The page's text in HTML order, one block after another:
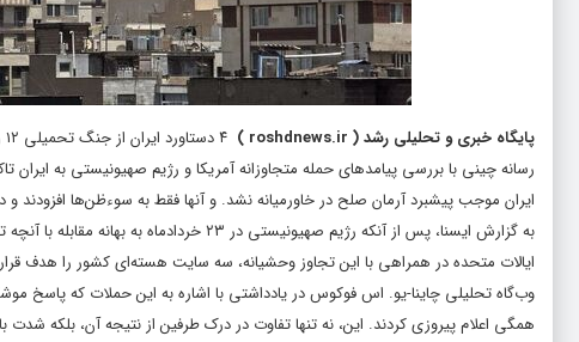
پایگاه خبری و تحلیلی رشد(
roshdnews.ir
)
رسانه چینی با بررسی پیامدهای حمله متجاوزانه آمریکا و رژیم صهیونیستی به
ایران موجب پیشبرد آرمان صلح در خاورمیانه نشد. و آنها فقط به سوءظن‌ها افزودند و
به گزارش ایسنا، پس از آنکه رژیم صهیونیستی
ایالات متحده در همراهی با این تجاوز وحشیانه، سه سایت هسته‌ای کشور را هدف
وب‌گاه تحلیلی چاینا-یو. اس فوکوس در یادداشتی با اشاره به این حملات که پاسخ
همگی اعلام پیروزی کردند. این، نه تنها تفاوت در درک طرفین از نتیجه آن، بلکه